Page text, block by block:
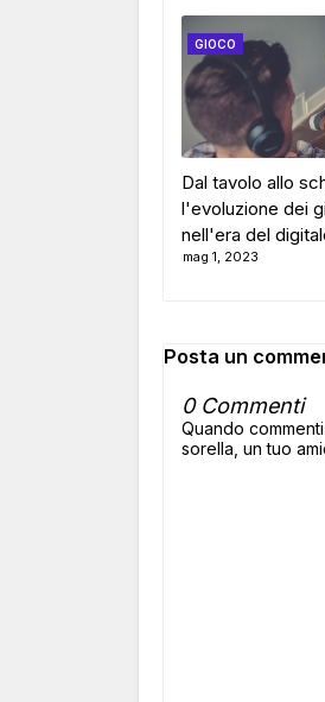
GIOCO
Dal tavolo allo
l'evoluzione dei
nell'era del
mag 1, 2023
Posta un
0 Commenti
Quando
sorella, un tuo